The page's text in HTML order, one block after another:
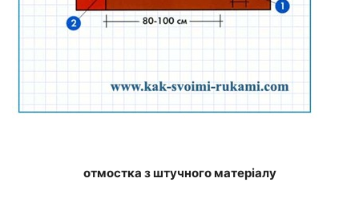
отмостка з штучного матеріалу